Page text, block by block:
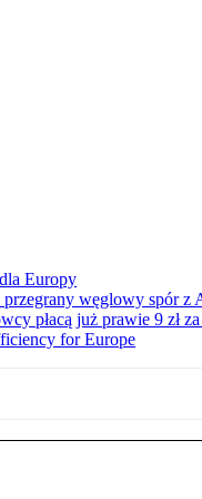
Europy
przegrany węglowy spór z
płacą już prawie 9 zł
for Europe